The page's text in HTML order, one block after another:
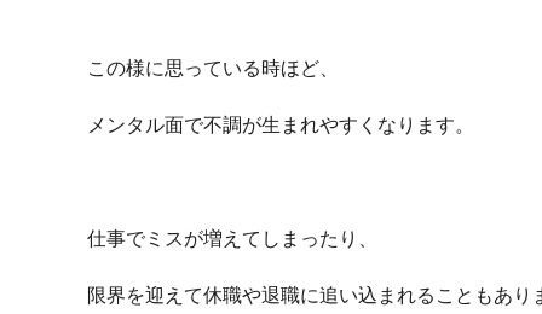
この様に思っている時ほど、
メンタル面で不調が生まれやすくなります。
仕事でミスが増えてしまったり、
限界を迎えて休職や退職に追い込まれることもあり